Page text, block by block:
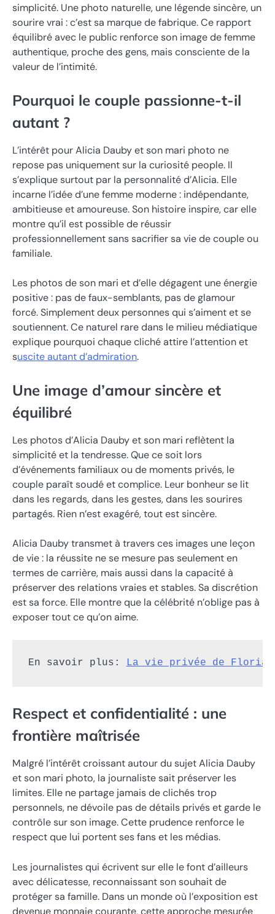
simplicité. Une photo naturelle, une légende sincère, un
sourire vrai : c’est sa marque de fabrique. Ce rapport
équilibré avec le public renforce son image de femme
authentique, proche des gens, mais consciente de la
valeur de l’intimité.
Pourquoi le couple passionne-t-il
autant ?
L’intérêt pour Alicia Dauby et son mari photo ne
repose pas uniquement sur la curiosité people. Il
s’explique surtout par la personnalité d’Alicia. Elle
incarne l’idée d’une femme moderne : indépendante,
ambitieuse et amoureuse. Son histoire inspire, car elle
montre qu’il est possible de réussir
professionnellement sans sacrifier sa vie de couple ou
familiale.
Les photos de son mari et d’elle dégagent une énergie
positive : pas de faux-semblants, pas de glamour
forcé. Simplement deux personnes qui s’aiment et se
soutiennent. Ce naturel rare dans le milieu médiatique
explique pourquoi chaque cliché attire l’attention et
suscite autant d’admiration.
Une image d’amour sincère et
équilibré
Les photos d’Alicia Dauby et son mari reflètent la
simplicité et la tendresse. Que ce soit lors
d’événements familiaux ou de moments privés, le
couple paraît soudé et complice. Leur bonheur se lit
dans les regards, dans les gestes, dans les sourires
partagés. Rien n’est exagéré, tout est sincère.
Alicia Dauby transmet à travers ces images une leçon
de vie : la réussite ne se mesure pas seulement en
termes de carrière, mais aussi dans la capacité à
préserver des relations vraies et stables. Sa discrétion
est sa force. Elle montre que la célébrité n’oblige pas à
exposer tout ce qu’on aime.
En savoir plus : La vie privée de
Respect et confidentialité : une
frontière maîtrisée
Malgré l’intérêt croissant autour du sujet Alicia Dauby
et son mari photo, la journaliste sait préserver les
limites. Elle ne partage jamais de clichés trop
personnels, ne dévoile pas de détails privés et garde le
contrôle sur son image. Cette prudence renforce le
respect que lui portent ses fans et les médias.
Les journalistes qui écrivent sur elle le font d’ailleurs
avec délicatesse, reconnaissant son souhait de
protéger sa famille. Dans un monde où l’exposition est
devenue monnaie courante, cette approche mesurée